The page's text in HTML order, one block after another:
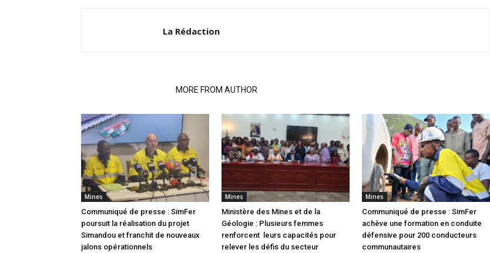
La Rédaction
MORE FROM AUTHOR
Mines
Communiqué de presse : SimFer
poursuit la réalisation du projet
Simandou et franchit de nouveaux
jalons opérationnels
Mines
Ministère des Mines et de la
Géologie : Plusieurs femmes
renforcent leurs capacités pour
relever les défis du secteur
Mines
Communiqué de presse : SimFer
achève une formation en conduite
défensive pour 200 conducteurs
communautaires